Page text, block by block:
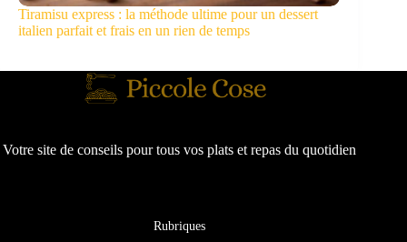
Tiramisu express : la méthode ultime pour un dessert
italien parfait et frais en un rien de temps
Votre site de conseils pour tous vos plats et repas du quotidien
Rubriques